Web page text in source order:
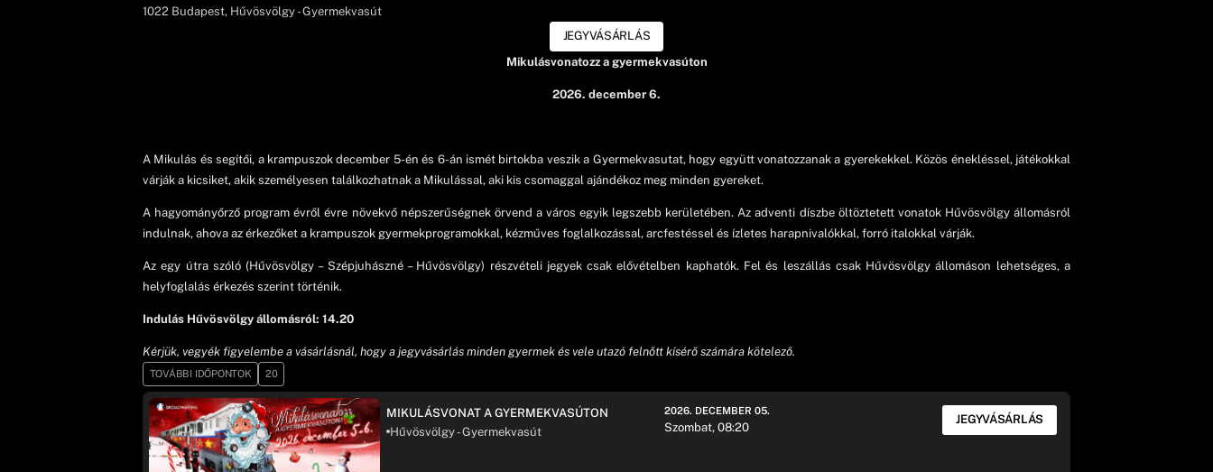
1022 Budapest, Hűvösvölgy - Gyermekvasút
JEGYVÁSÁRLÁS
Mikulásvonatozz a gyermekvasúton
2026. december 6.
A Mikulás és segítői, a krampuszok december 5-én és 6-án ismét birtokba veszik a Gyermekvasutat, hogy együtt vonatozzanak a gyerekekkel. Közös énekléssel, játékokkal
várják a kicsiket, akik személyesen találkozhatnak a Mikulással, aki kis csomaggal ajándékoz meg minden gyereket.
A hagyományőrző program évről évre növekvő népszerűségnek örvend a város egyik legszebb kerületében. Az adventi díszbe öltöztetett vonatok Hűvösvölgy állomásról
indulnak, ahova az érkezőket a krampuszok gyermekprogramokkal, kézműves foglalkozással, arcfestéssel és ízletes harapnivalókkal, forró italokkal várják.
Az egy útra szóló (Hűvösvölgy – Szépjuhászné – Hűvösvölgy) részvételi jegyek csak elővételben kaphatók. Fel és leszállás csak Hűvösvölgy állomáson lehetséges, a
helyfoglalás érkezés szerint történik.
Indulás Hűvösvölgy állomásról: 14.20
Kérjük, vegyék figyelembe a vásárlásnál, hogy a jegyvásárlás minden gyermek és vele utazó felnőtt kísérő számára kötelező.
TOVÁBBI IDŐPONTOK 20
MIKULÁSVONAT A GYERMEKVASÚTON
Hűvösvölgy - Gyermekvasút
2026. DECEMBER 05.
Szombat, 08:20
JEGYVÁSÁRLÁS